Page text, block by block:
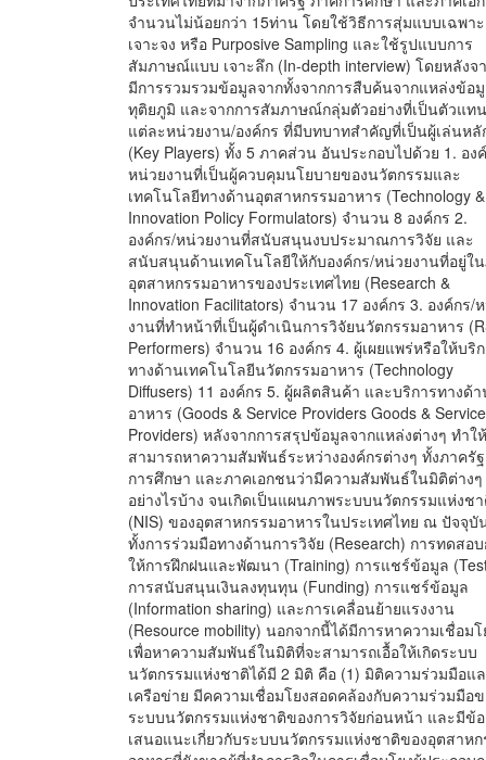
จำนวนไม่น้อยกว่า 15ท่าน โดยใช้วิธีการสุ่มแบบเฉพาะ
เจาะจง หรือ Purposive Sampling และใช้รูปแบบการ
สัมภาษณ์แบบ เจาะลึก (In-depth interview) โดยหลังจ
มีการรวมรวมข้อมูลจากทั้งจากการสืบค้นจากแหล่งข้อ
ทุติยภูมิ และจากการสัมภาษณ์กลุ่มตัวอย่างที่เป็นตัวแท
แต่ละหน่วยงาน/องค์กร ที่มีบทบาทสำคัญที่เป็นผู้เล่นหลั
(Key Players) ทั้ง 5 ภาคส่วน อันประกอบไปด้วย 1. อง
หน่วยงานที่เป็นผู้ควบคุมนโยบายของนวัตกรรมและ
เทคโนโลยีทางด้านอุตสาหกรรมอาหาร (Technology &
Innovation Policy Formulators) จำนวน 8 องค์กร 2.
องค์กร/หน่วยงานที่สนับสนุนงบประมาณการวิจัย และ
สนับสนุนด้านเทคโนโลยีให้กับองค์กร/หน่วยงานที่อยู่ใ
อุตสาหกรรมอาหารของประเทศไทย (Research &
Innovation Facilitators) จำนวน 17 องค์กร 3. องค์กร/
งานที่ทำหน้าที่เป็นผู้ดำเนินการวิจัยนวัตกรรมอาหาร
Performers) จำนวน 16 องค์กร 4. ผู้เผยแพร่หรือให้บริ
ทางด้านเทคโนโลยีนวัตกรรมอาหาร (Technology
Diffusers) 11 องค์กร 5. ผู้ผลิตสินค้า และบริการทางด้
อาหาร (Goods & Service Providers Goods & Service
Providers) หลังจากการสรุปข้อมูลจากแหล่งต่างๆ ทำให้
สามารถหาความสัมพันธ์ระหว่างองค์กรต่างๆ ทั้งภาครั
การศึกษา และภาคเอกชนว่ามีความสัมพันธ์ในมิติต่างๆ
อย่างไรบ้าง จนเกิดเป็นแผนภาพระบบนวัตกรรมแห่งช
(NIS) ของอุตสาหกรรมอาหารในประเทศไทย ณ ปัจจุบั
ทั้งการร่วมมือทางด้านการวิจัย (Research) การทดสอ
ให้การฝึกฝนและพัฒนา (Training) การแชร์ข้อมูล
การสนับสนุนเงินลงทุนทุน (Funding) การแชร์ข้อมูล
(Information sharing) และการเคลื่อนย้ายแรงงาน
(Resource mobility) นอกจากนี้ได้มีการหาความเชื่อมโ
เพื่อหาความสัมพันธ์ในมิติที่จะสามารถเอื้อให้เกิดระบบ
นวัตกรรมแห่งชาติได้มี 2 มิติ คือ (1) มิติความร่วมมือแ
เครือข่าย มีคความเชื่อมโยงสอดคล้องกับความร่วมมือ
ระบบนวัตกรรมแห่งชาติของการวิจัยก่อนหน้า และมีข้อ
เสนอแนะเกี่ยวกับระบบนวัตกรรมแห่งชาติของอุตสาห